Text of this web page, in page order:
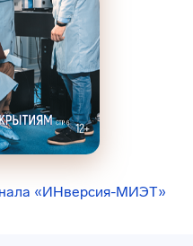
«ИНверсия-МИЭТ»